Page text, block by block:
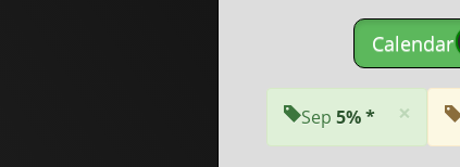
Calendar
×
Sep 5% *